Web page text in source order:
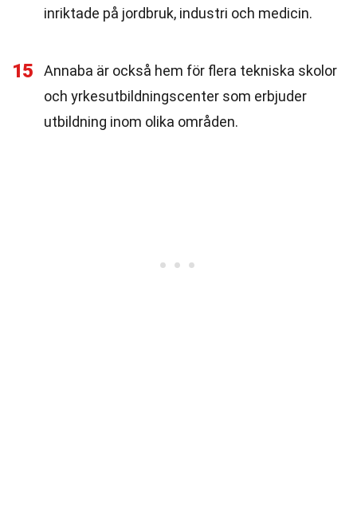
inriktade på jordbruk, industri och medicin.
15
Annaba är också hem för flera tekniska skolor
och yrkesutbildningscenter som erbjuder
utbildning inom olika områden.